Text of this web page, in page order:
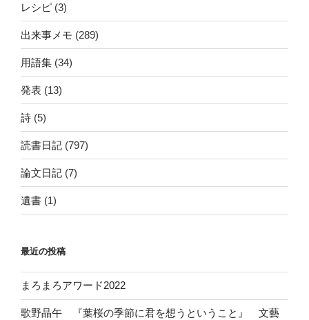
レシピ (3)
出来事メモ (289)
用語集 (34)
発表 (13)
詩 (5)
読書日記 (797)
論文日記 (7)
遺書 (1)
最近の投稿
まろまろアワード2022
歌野晶午 『葉桜の季節に君を想うということ』 文藝